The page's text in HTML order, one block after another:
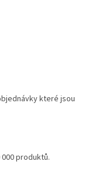
které jsou
produktů.